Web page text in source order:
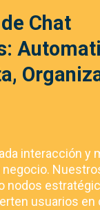
Chat
interacción y
nodos
usuarios en